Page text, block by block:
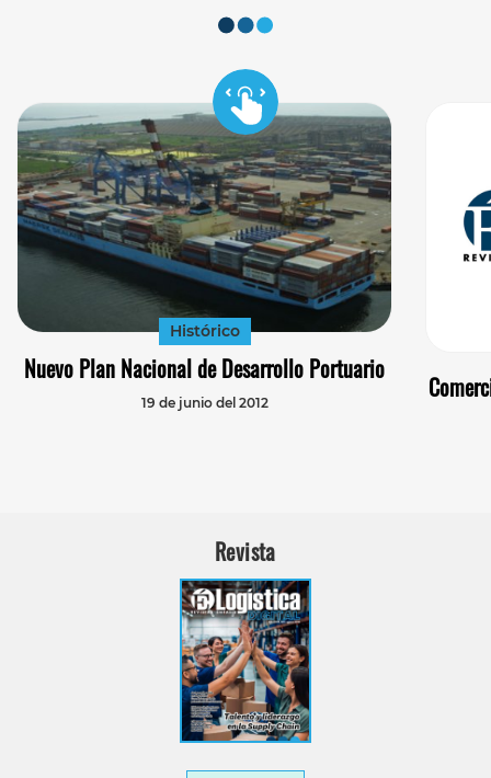
Histórico
Nuevo Plan Nacional de Desarrollo Portuario
19 de junio del 2012
Revista